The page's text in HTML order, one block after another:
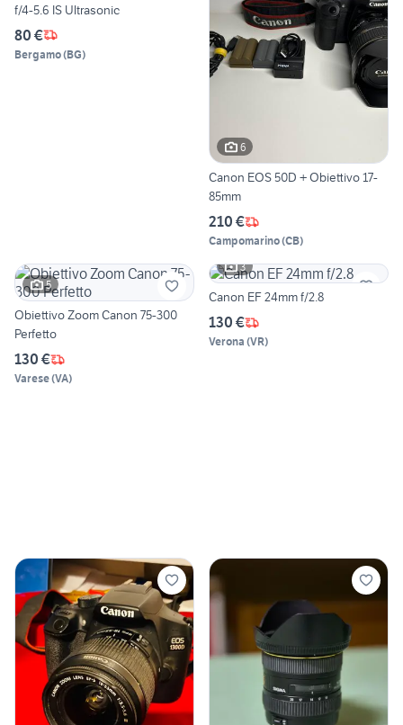
f/4-5.6 IS Ultrasonic
80 €
Bergamo(BG)
6
Canon EOS 50D + Obiettivo 17-
85mm
210 €
Campomarino(CB)
5
Obiettivo Zoom Canon 75-300
Perfetto
130 €
Varese(VA)
3
Canon EF 24mm f/2.8
130 €
Verona (VR)